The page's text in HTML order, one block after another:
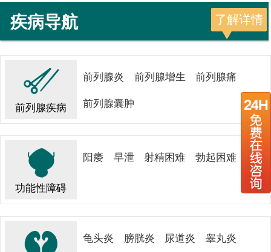
了解详情
疾病导航
前列腺疾病
前列腺炎 前列腺增生 前列腺痛
前列腺囊肿
功能性障碍
阳痿 早泄 射精困难 勃起困难
龟头炎 膀胱炎 尿道炎 睾丸炎